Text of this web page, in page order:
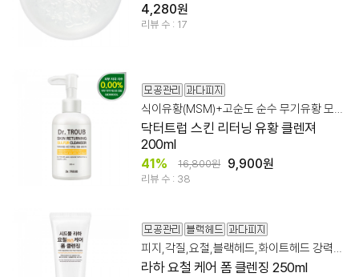
4,280원
리뷰 수 : 17
식이유황(MSM)+고순도 순수 무기유황 모공 클렌져
닥터트럽 스킨 리터닝 유황 클렌져
200ml
41% 16,800원 9,900원
리뷰 수 : 38
피지,각질,요철,블랙헤드,화이트헤드 강력하게 올킬!
라하 요철 케어 폼 클렌징 250ml